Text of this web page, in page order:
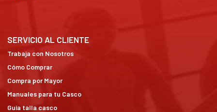
SERVICIO AL CLIENTE
Trabaja con Nosotros
Cómo Comprar
Compra por Mayor
Manuales para tu Casco
Guía talla casco